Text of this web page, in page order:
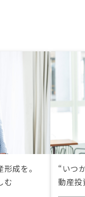
成を。
む
“いつ
動産投